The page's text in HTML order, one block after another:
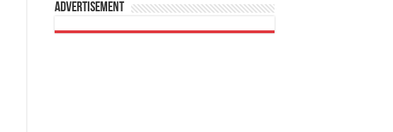
Advertisement